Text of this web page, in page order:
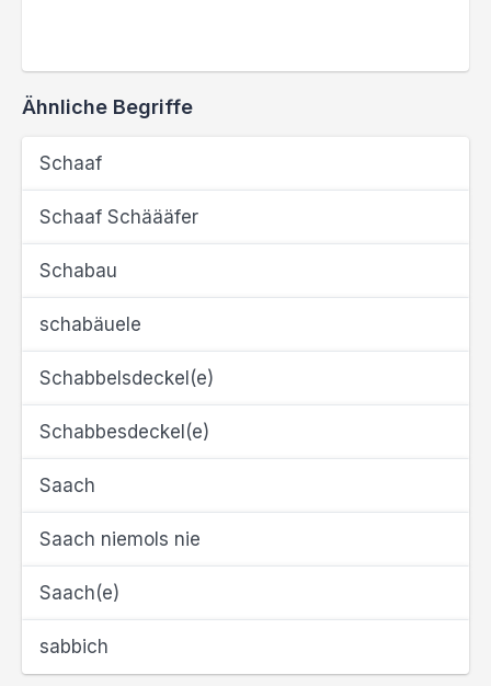
Ähnliche Begriffe
Schaaf
Schaaf Schäääfer
Schabau
schabäuele
Schabbelsdeckel(e)
Schabbesdeckel(e)
Saach
Saach niemols nie
Saach(e)
sabbich